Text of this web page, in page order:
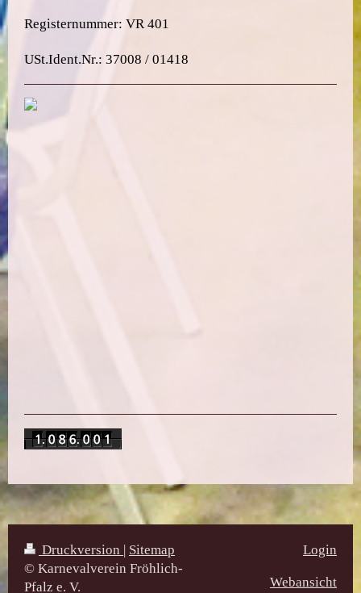
Registernummer: VR 401
USt.Ident.Nr.: 37008 / 01418
Druckversion | Sitemap
© Karnevalverein Fröhlich-
Pfalz e. V.
Login
Webansicht